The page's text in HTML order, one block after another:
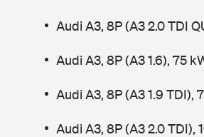
Audi A3, 8P (A3 2.0 TDI
Audi A3, 8P (A3 1.6), 75
Audi A3, 8P (A3 1.9 TDI),
Audi A3, 8P (A3 2.0 TDI),